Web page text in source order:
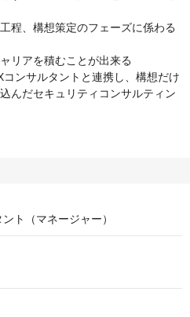
程、構想策定のフェーズに係わる
リアを積むことが出来る
ンサルタントと連携し、構想だけ
んだセキュリティコンサルティン
ト（マネージャー）